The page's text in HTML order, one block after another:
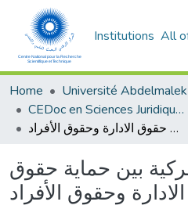
Institutions All
Home
CEDoc en Sciences Juridiques, Economiques, Sociales et de Gestion (CED - SJESG)
المصادرة الجمركية بين حماية حقوق الادارة وحقوق الأفراد
بين حماية حقوق
الادارة وحقوق الأفراد